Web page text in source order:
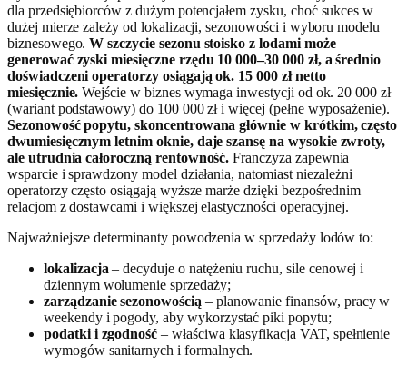
dla przedsiębiorców z dużym potencjałem zysku, choć sukces w
dużej mierze zależy od lokalizacji, sezonowości i wyboru modelu
biznesowego.W szczycie sezonu stoisko z lodami może
generować zyski miesięczne rzędu 10 000–30 000 zł, a średnio
doświadczeni operatorzy osiągają ok. 15 000 zł netto
miesięcznie. Wejście w biznes wymaga inwestycji od ok. 20 000 zł
(wariant podstawowy) do 100 000 zł i więcej (pełne wyposażenie).
Sezonowość popytu, skoncentrowana głównie w krótkim, często
dwumiesięcznym letnim oknie, daje szansę na wysokie zwroty,
ale utrudnia całoroczną rentowność. Franczyza zapewnia
wsparcie i sprawdzony model działania, natomiast niezależni
operatorzy często osiągają wyższe marże dzięki bezpośrednim
relacjom z dostawcami i większej elastyczności operacyjnej.
Najważniejsze determinanty powodzenia w sprzedaży lodów to:
lokalizacja – decyduje o natężeniu ruchu, sile cenowej i
dziennym wolumenie sprzedaży;
zarządzanie sezonowością – planowanie finansów, pracy w
weekendy i pogody, aby wykorzystać piki popytu;
podatki i zgodność – właściwa klasyfikacja VAT, spełnienie
wymogów sanitarnych i formalnych.